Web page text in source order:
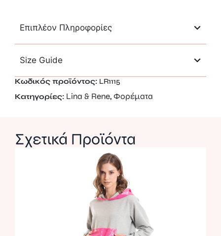
Επιπλέον Πληροφορίες
Size Guide
Κωδικός προϊόντος: LR1115
Κατηγορίες: Lina & Rene, Φορέματα
Σχετικά Προϊόντα